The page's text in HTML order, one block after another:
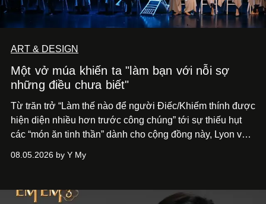
ART & DESIGN
Một vở múa khiến ta "làm bạn với nỗi sợ
những điều chưa biết"
Từ trăn trở “Làm thế nào để người Điếc/Khiếm thính được
hiện diện nhiều hơn trước công chúng” tới sự thiếu hụt
các “món ăn tinh thần” dành cho cộng đồng này, Lyon và
08.05.2026 by Y My